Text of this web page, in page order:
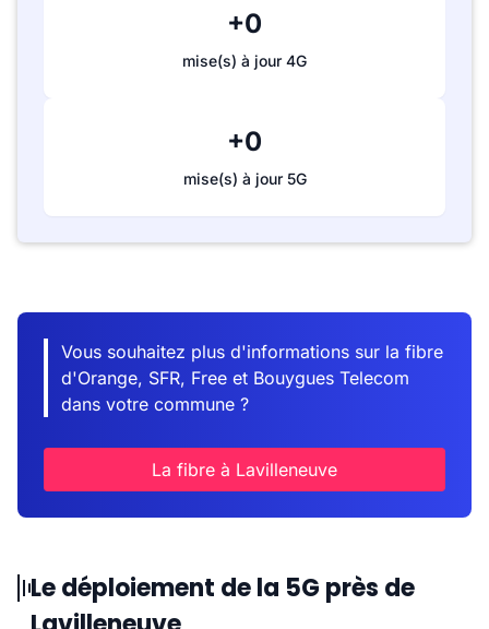
+0
mise(s) à jour 4G
+0
mise(s) à jour 5G
Vous souhaitez plus d'informations sur la fibre
d'Orange, SFR, Free et Bouygues Telecom
dans votre commune ?
La fibre à Lavilleneuve
Le déploiement de la 5G près de